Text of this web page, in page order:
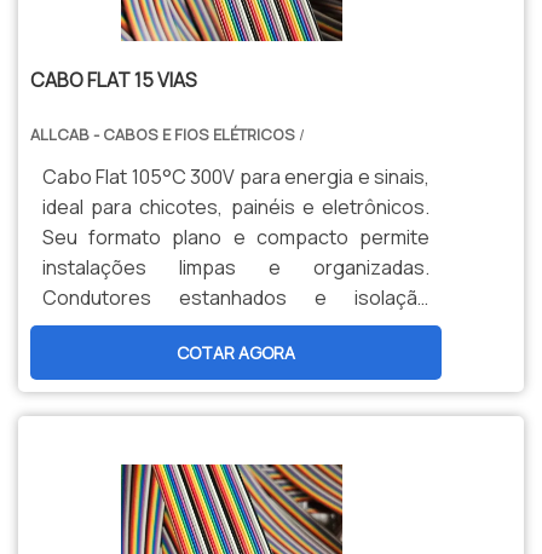
CABO FLAT 15 VIAS
ALLCAB - CABOS E FIOS ELÉTRICOS /
Cabo Flat 105°C 300V para energia e sinais,
ideal para chicotes, painéis e eletrônicos.
Seu formato plano e compacto permite
instalações limpas e organizadas.
Condutores estanhados e isolação
termorresistente garantem confiabilidade
e alta durabilidade.COTAR AGORA